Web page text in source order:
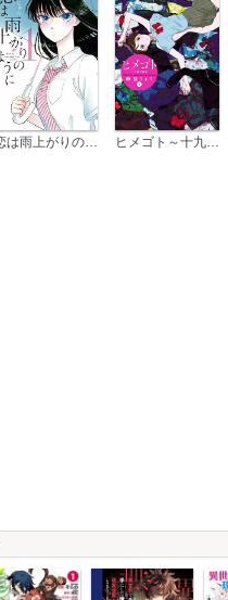
ヒメゴト～十九歳の制服～